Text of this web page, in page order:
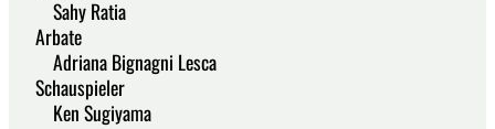
Sahy Ratia
Arbate
Adriana Bignagni Lesca
Schauspieler
Ken Sugiyama